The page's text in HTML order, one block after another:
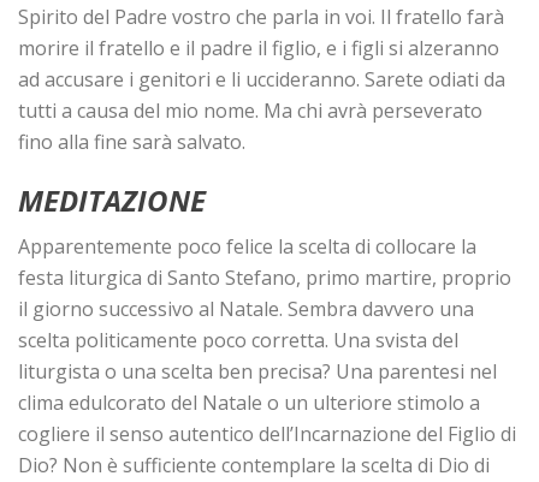
Spirito del Padre vostro che parla in voi. Il fratello farà
morire il fratello e il padre il figlio, e i figli si alzeranno
ad accusare i genitori e li uccideranno. Sarete odiati da
tutti a causa del mio nome. Ma chi avrà perseverato
fino alla fine sarà salvato.
MEDITAZIONE
Apparentemente poco felice la scelta di collocare la
festa liturgica di Santo Stefano, primo martire, proprio
il giorno successivo al Natale. Sembra davvero una
scelta politicamente poco corretta. Una svista del
liturgista o una scelta ben precisa? Una parentesi nel
clima edulcorato del Natale o un ulteriore stimolo a
cogliere il senso autentico dell’Incarnazione del Figlio di
Dio? Non è sufficiente contemplare la scelta di Dio di